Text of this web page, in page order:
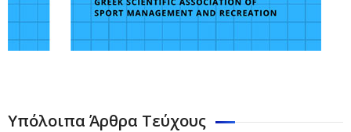
Υπόλοιπα Άρθρα Τεύχους